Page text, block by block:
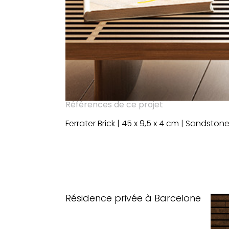
Références de ce projet
Ferrater Brick | 45 x 9,5 x 4 cm | Sandstone
Résidence privée à Barcelone